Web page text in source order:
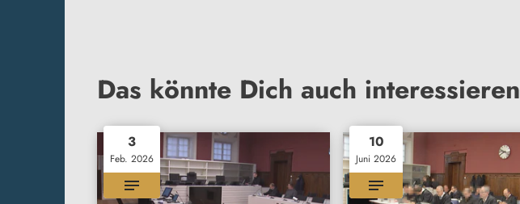
Das könnte Dich auch interessieren
3
Feb. 2026
10
Juni 2026